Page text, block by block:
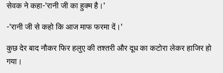
सेवक ने कहा-'रानी जी का हुक्म है।'
-'रानी जी से कहो कि आज माफ फरमा दें।'
कुछ देर बाद नौकर फिर हलुए की तश्तरी और दूध का कटोरा लेकर हाजिर हो
गया।